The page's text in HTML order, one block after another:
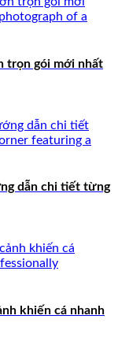
trọn gói mới nhất
dẫn chi tiết từng
khiến cá nhanh